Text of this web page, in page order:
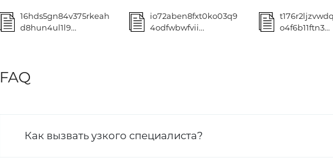
16hds5gn84v375rkeah
d8hun4ul1l9...
io72aben8fxt0ko03q9
4odfwbwfvii...
o4f6b11ftn3...
FAQ
Как вызвать узкого специалиста?